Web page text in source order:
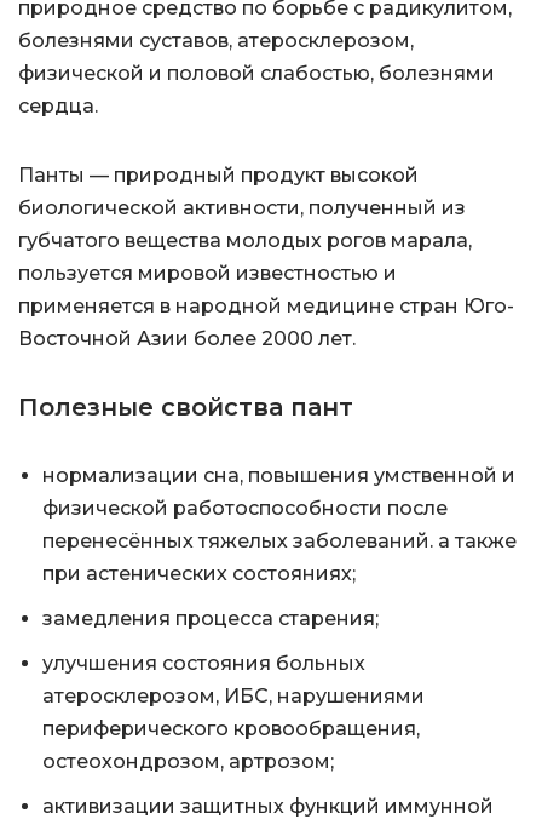
природное средство по борьбе с радикулитом,
болезнями суставов, атеросклерозом,
физической и половой слабостью, болезнями
сердца.
Панты — природный продукт высокой
биологической активности, полученный из
губчатого вещества молодых рогов марала,
пользуется мировой известностью и
применяется в народной медицине стран Юго-
Восточной Азии более 2000 лет.
Полезные свойства пант
нормализации сна, повышения умственной и
физической работоспособности после
перенесённых тяжелых заболеваний. а также
при астенических состояниях;
замедления процесса старения;
улучшения состояния больных
атеросклерозом, ИБС, нарушениями
периферического кровообращения,
остеохондрозом, артрозом;
активизации защитных функций иммунной